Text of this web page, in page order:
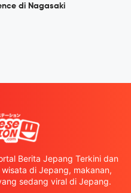
di Nagasaki
Berita Jepang Terkini dan
di Jepang, makanan,
sedang viral di Jepang.